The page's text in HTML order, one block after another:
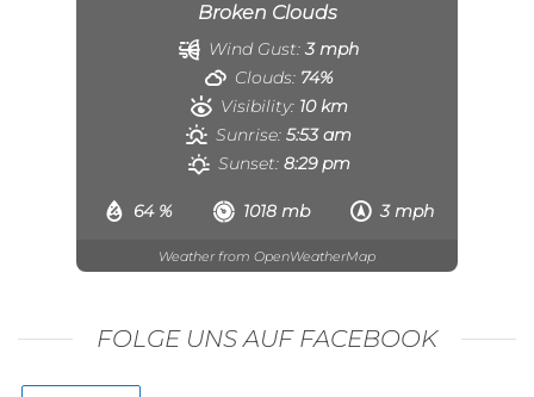
Broken Clouds
64 % 1018 mb 3 mph
Wind Gust: 3 mph
Clouds: 74%
Visibility: 10 km
Sunrise: 5:53 am
Sunset: 8:29 pm
Weather from OpenWeatherMap
FOLGE UNS AUF FACEBOOK